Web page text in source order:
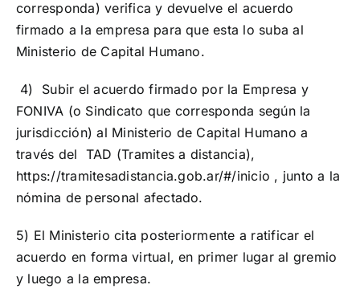
corresponda) verifica y devuelve el acuerdo
firmado a la empresa para que esta lo suba al
Ministerio de Capital Humano.
4) Subir el acuerdo firmado por la Empresa y
FONIVA (o Sindicato que corresponda según la
jurisdicción) al Ministerio de Capital Humano a
través del TAD (Tramites a distancia),
https://tramitesadistancia.gob.ar/#/inicio , junto a la
nómina de personal afectado.
5) El Ministerio cita posteriormente a ratificar el
acuerdo en forma virtual, en primer lugar al gremio
y luego a la empresa.